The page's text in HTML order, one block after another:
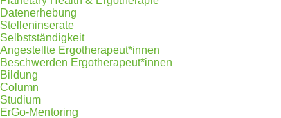
Datenerhebung
Stelleninserate
Selbstständigkeit
Angestellte Ergotherapeut*innen
Beschwerden Ergotherapeut*innen
Bildung
Column
Studium
ErGo-Mentoring